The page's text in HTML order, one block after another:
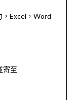
Excel，Word
寄至